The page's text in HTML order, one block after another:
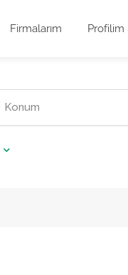
Firmalarım Profilim